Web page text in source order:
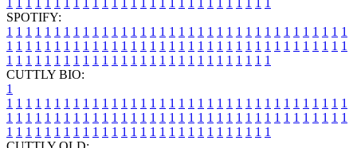
SPOTIFY:
1 1 1 1 1 1 1 1 1 1 1 1 1 1 1 1 1 1 1 1 1 1 1 1 1 1 1 1 1 1 1 1 1 1 1 1
1 1 1 1 1 1 1 1 1 1 1 1 1 1 1 1 1 1 1 1 1 1 1 1 1 1 1 1 1 1 1 1 1 1 1 1
1 1 1 1 1 1 1 1 1 1 1 1 1 1 1 1 1 1 1 1 1 1 1 1 1 1 1 1
CUTTLY BIO:
1
1 1 1 1 1 1 1 1 1 1 1 1 1 1 1 1 1 1 1 1 1 1 1 1 1 1 1 1 1 1 1 1 1 1 1 1
1 1 1 1 1 1 1 1 1 1 1 1 1 1 1 1 1 1 1 1 1 1 1 1 1 1 1 1 1 1 1 1 1 1 1 1
1 1 1 1 1 1 1 1 1 1 1 1 1 1 1 1 1 1 1 1 1 1 1 1 1 1 1 1